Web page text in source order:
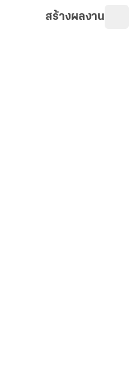
สร้างผลงาน